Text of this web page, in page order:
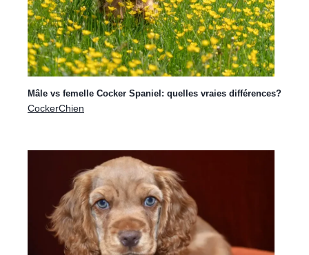
Cocker blanc: une variation rare et
élégante de la race
Mâle vs femelle Cocker Spaniel: quelles vraies différences?
CockerChien